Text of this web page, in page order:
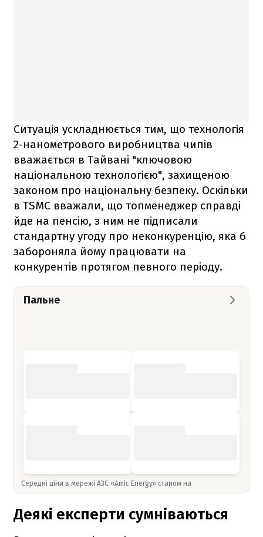
Ситуація ускладнюється тим, що технологія
2-нанометрового виробництва чипів
вважається в Тайвані "ключовою
національною технологією", захищеною
законом про національну безпеку. Оскільки
в TSMC вважали, що топменеджер справді
йде на пенсію, з ним не підписали
стандартну угоду про неконкуренцію, яка б
забороняла йому працювати на
конкурентів протягом певного періоду.​
Пальне
Середні ціни в мережі АЗС «Amic Energy» станом на
Деякі експерти сумніваються